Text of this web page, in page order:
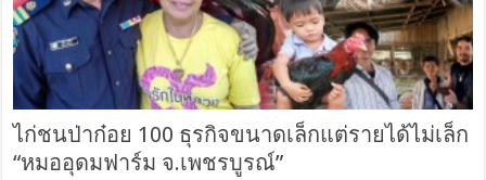
ไก่ชนป่าก๋อย 100 ธุรกิจขนาดเล็กแต่รายได้ไม่เล็ก
“หมออุดมฟาร์ม จ.เพชรบูรณ์”